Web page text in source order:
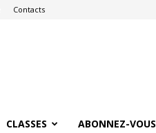
Contacts
CLASSES ABONNEZ-VOUS